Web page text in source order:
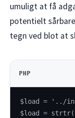
umuligt at få
potentielt
tegn ved blot at
PHP
$load = '../
$load =